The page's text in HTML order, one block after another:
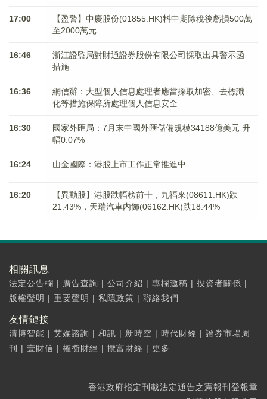
17:00
【盈警】中慶股份(01855.HK)料中期除稅後虧損500萬
至2000萬元
16:46
浙江證監局對財通證券股份有限公司採取出具警示函
措施
16:36
網信辦：大型個人信息處理者應當採取加密、去標識
化等措施保障所處理個人信息安全
16:30
國家外匯局：7月末中國外匯儲備規模34188億美元 升
幅0.07%
16:24 山金國際：港股上市工作正常推進中
16:20
【異動股】港股跌幅榜前十，九福來(08611.HK)跌
21.43%，天瑞汽車内飾(06162.HK)跌18.44%
相關訊息
法定公告欄 | 廣告查詢 | 公司介紹 | 專欄邀稿 | 投資者關係 |
版權聲明 | 重要聲明 | 私隱政策 | 聯絡我們
友情鏈接
清博智能 | 艾媒諮詢 | 和訊 | 新時空 | 時代財經 | 證券市場周
刊
| 壹財信 | 權衡財經 | 攬富財經 | 更多...
香港政府指定刊載法定通告之憲報刊登報章